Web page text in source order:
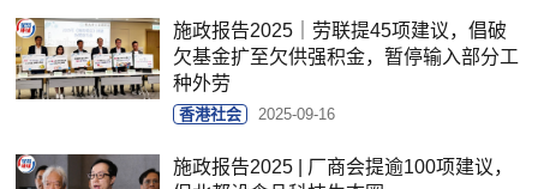
施政报告2025｜劳联提45项建议，倡破
欠基金扩至欠供强积金，暂停输入部分工
种外劳
香港社会 2025-09-16
施政报告2025 | 厂商会提逾100项建议，